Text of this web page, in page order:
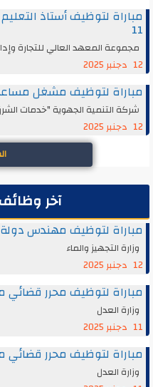
مباراة لتوظيف أستاذ
11
مجموعة المعهد العالي للتجارة
12 دجنبر 2025
مباراة لتوظيف مشغل
شركة التنمية الجهوية "خدمات
12 دجنبر 2025
آخر
مباراة لتوظيف مهندس دولة
وزارة التجهيز والماء
12 دجنبر 2025
مباراة لتوظيف محرر قضائي من
وزارة العدل
11 دجنبر 2025
مباراة لتوظيف محرر قضائي من
وزارة العدل